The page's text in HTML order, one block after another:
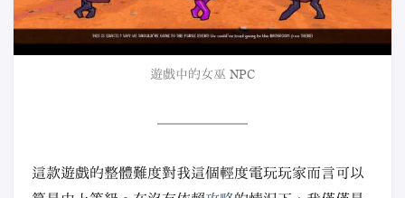
遊戲中的女巫 NPC
這款遊戲的整體難度對我這個輕度電玩玩家而言可以